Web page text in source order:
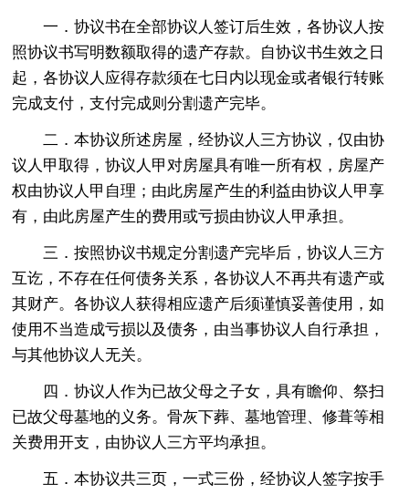
一．协议书在全部协议人签订后生效，各协议人按
照协议书写明数额取得的遗产存款。自协议书生效之日
起，各协议人应得存款须在七日内以现金或者银行转账
完成支付，支付完成则分割遗产完毕。
二．本协议所述房屋，经协议人三方协议，仅由协
议人甲取得，协议人甲对房屋具有唯一所有权，房屋产
权由协议人甲自理；由此房屋产生的利益由协议人甲享
有，由此房屋产生的费用或亏损由协议人甲承担。
三．按照协议书规定分割遗产完毕后，协议人三方
互讫，不存在任何债务关系，各协议人不再共有遗产或
其财产。各协议人获得相应遗产后须谨慎妥善使用，如
使用不当造成亏损以及债务，由当事协议人自行承担，
与其他协议人无关。
四．协议人作为已故父母之子女，具有瞻仰、祭扫
已故父母墓地的义务。骨灰下葬、墓地管理、修葺等相
关费用开支，由协议人三方平均承担。
五．本协议共三页，一式三份，经协议人签字按手